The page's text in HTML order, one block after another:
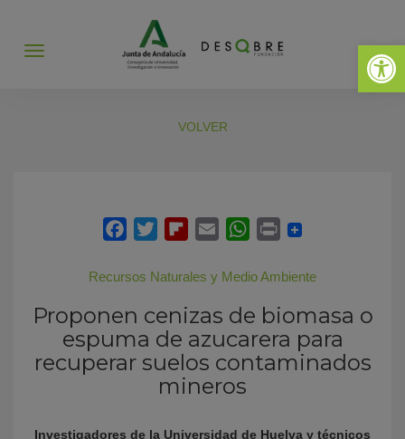
Abrir
Abrir
VOLVER
Recursos Naturales y Medio Ambiente
Proponen cenizas de biomasa o
espuma de azucarera para
recuperar suelos contaminados
mineros
Investigadores de la Universidad de Huelva y técnicos